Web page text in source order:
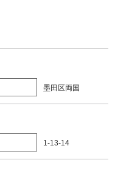
墨田区両国
1-13-14